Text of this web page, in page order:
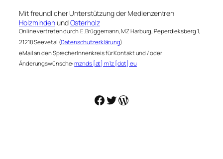
Mit freundlicher Unterstützung der Medienzentren
HolzmindenundOsterholz
Online vertreten durch E.Brüggemann, MZ Harburg, Peperdieksberg 1,
21218 Seevetal (Datenschutzerklärung)
eMail an den SprecherInnenkreis für Kontakt und / oder
Änderungswünsche:mznds [at] m1z [dot] eu
Facebook
Twitter
WordPress